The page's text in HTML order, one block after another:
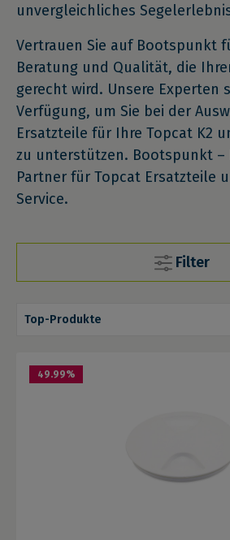
unvergleichliches
Vertrauen Sie auf Bootspunkt
Beratung und Qualität, die
gerecht wird. Unsere Experten
Verfügung, um Sie bei der
Ersatzteile für Ihre Topcat K2
zu unterstützen. Bootspunkt
Partner für Topcat Ersatzteile
Service.
Filter
49.99%